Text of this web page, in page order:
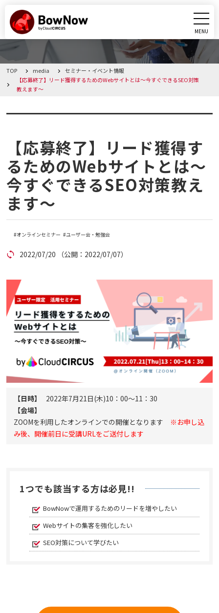
MENU
CLOSE
BowNowとは
料金・プラン
導入事例
メディア
コラム
資料ダウンロード
セミナー
お問い合わせ
マニュアルサイト
TOP media
セミナー・イベント情報
【応募終了】リード獲得するためのWebサイトとは～今すぐできるSEO対策
教えます～
セミナー・イベント情報
【応募終了】リード獲得す
るためのWebサイトとは～
今すぐできるSEO対策教え
ます～
オンラインセミナー ユーザー会・勉強会
2022/07/20 （公開：2022/07/07）
【日時】
2022年7月21日(木)10：00～11：30
【会場】
ZOOMを利用したオンラインでの開催となります ※お申し込
み後、開催前日に受講URLをご送付します
1つでも該当する方は必見!!
BowNowで運用するためのリードを増やしたい
Webサイトの集客を強化したい
SEO対策について学びたい